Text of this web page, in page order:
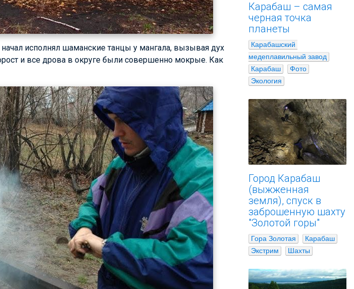
исполнял шаманские танцы у мангала, вызывая дух
и все дрова в округе были совершенно мокрые. Как
Карабаш – самая
черная точка
планеты
Карабашский
медеплавильный завод
Карабаш
Фото
Экология
Город Карабаш
(выжженная
земля), спуск в
заброшенную шахту
"Золотой горы"
Гора Золотая
Карабаш
Экстрим
Шахты